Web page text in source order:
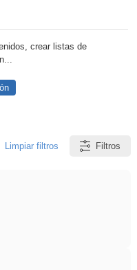
crear listas de
Limpiar filtros Filtros